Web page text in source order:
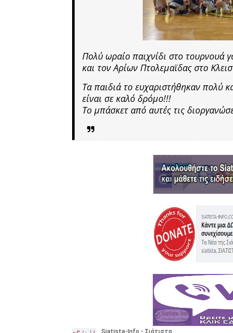
Πολύ ωραίο παιχνίδι στο τουρνουά
και τον Αρίων Πτολεμαϊδας στο
Τα παιδιά το ευχαριστήθηκαν πολύ
είναι σε καλό δρόμο!!!
Το μπάσκετ από αυτές τις